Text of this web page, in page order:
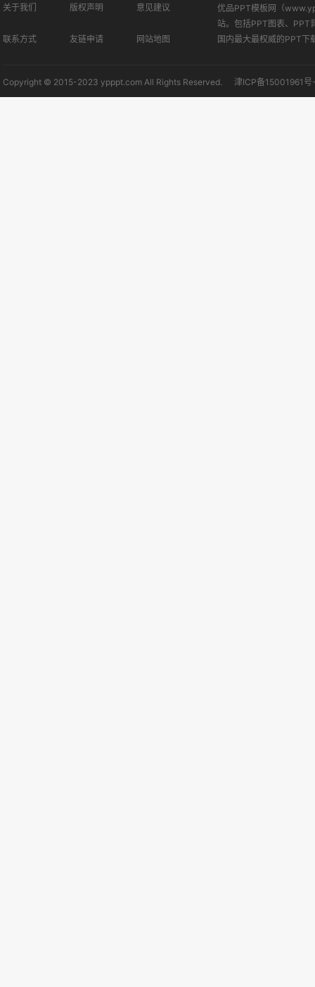
关于我们 版权声明 意见建议
联系方式 友链申请 网站地图
优品PPT模板网（
站。包括PPT图表、PPT
国内最大最权威的PPT下
Copyright © 2015-2023 ypppt.com All Rights Reserved. 津ICP备15001961号